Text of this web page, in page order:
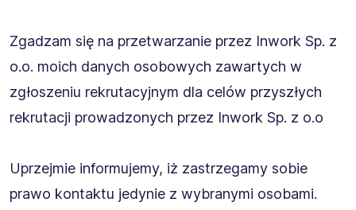
Zgadzam się na przetwarzanie przez Inwork Sp. z
o.o. moich danych osobowych zawartych w
zgłoszeniu rekrutacyjnym dla celów przyszłych
rekrutacji prowadzonych przez Inwork Sp. z o.o
Uprzejmie informujemy, iż zastrzegamy sobie
prawo kontaktu jedynie z wybranymi osobami.